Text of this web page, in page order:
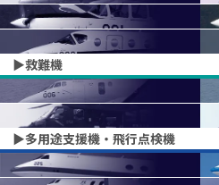
▶︎救難機
▶︎多用途支援機・飛行点検機